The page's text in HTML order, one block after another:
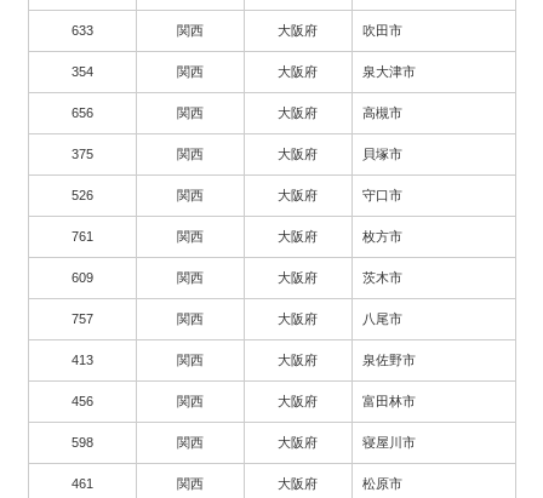
633 関西 大阪府 吹田市
354 関西 大阪府 泉大津市
656 関西 大阪府 高槻市
375 関西 大阪府 貝塚市
526 関西 大阪府 守口市
761 関西 大阪府 枚方市
609 関西 大阪府 茨木市
757 関西 大阪府 八尾市
413 関西 大阪府 泉佐野市
456 関西 大阪府 富田林市
598 関西 大阪府 寝屋川市
461 関西 大阪府 松原市